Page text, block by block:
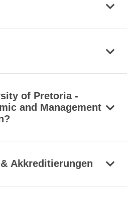
of Pretoria -
and Management
Akkreditierungen